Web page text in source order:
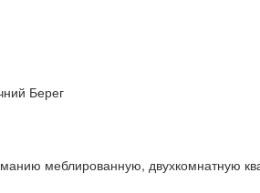
Берег
меблированную, двухкомнатную